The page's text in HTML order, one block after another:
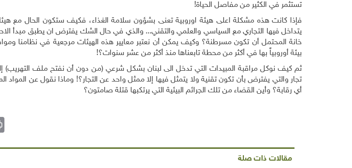
تستثمر في الكثير من مفاصل الحياة!
فإذا كانت هذه مشكلة اعلى هيئة اوروبية تعنى بشؤون سلامة الغذاء، فكيف ستكون الحال مع
يتداخل فيها التجاري مع السياسي والعلمي والتقني... والذي في حال الشك يفترض ان يطبق مبدأ
بيئة أوروبياً بها في أكثر من محطة تابعناها منذ أكثر من عشر سنوات؟!
تجار والتي يفترض بأن تكون تقنية ولا يتمثل فيها إلا ممثل واحد عن التجار؟! وماذا نقول عن المواد
أي رقابة؟ وأين القضاء من تلك الجرائم البيئية التي يرتكبها قتلة صامتون؟
مقالات ذات صلة